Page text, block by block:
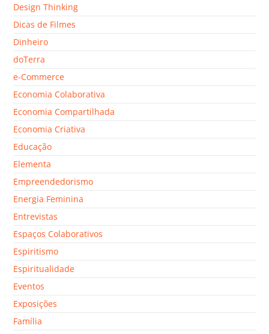
Design Thinking
Dicas de Filmes
Dinheiro
doTerra
e-Commerce
Economia Colaborativa
Economia Compartilhada
Economia Criativa
Educação
Elementa
Empreendedorismo
Energia Feminina
Entrevistas
Espaços Colaborativos
Espiritismo
Espiritualidade
Eventos
Exposições
Família